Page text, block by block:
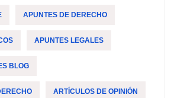
APUNTES DE DERECHO
APUNTES LEGALES
BLOG
ARTÍCULOS DE OPINIÓN